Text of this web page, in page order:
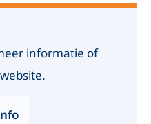
informatie of